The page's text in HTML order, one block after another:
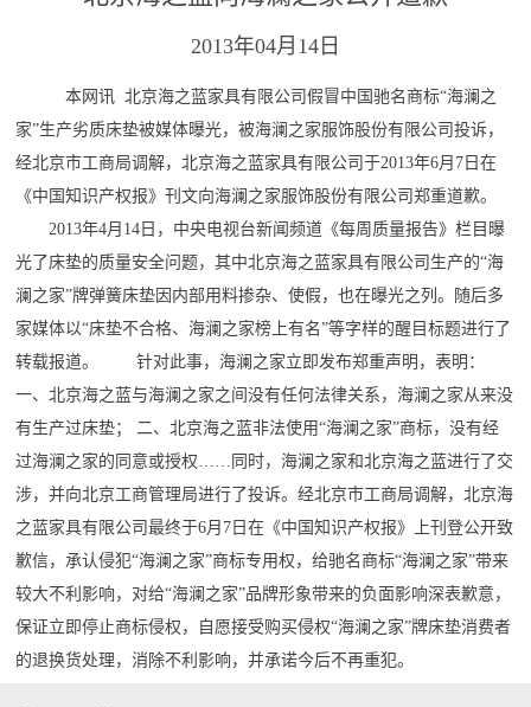
2013年04月14日
本网讯 北京海之蓝家具有限公司假冒中国驰名商标“海澜之
家”生产劣质床垫被媒体曝光，被海澜之家服饰股份有限公司投诉，
经北京市工商局调解，北京海之蓝家具有限公司于2013年6月7日在
《中国知识产权报》刊文向海澜之家服饰股份有限公司郑重道歉。
2013年4月14日，中央电视台新闻频道《每周质量报告》栏目曝
光了床垫的质量安全问题，其中北京海之蓝家具有限公司生产的“海
澜之家”牌弹簧床垫因内部用料掺杂、使假，也在曝光之列。随后多
家媒体以“床垫不合格、海澜之家榜上有名”等字样的醒目标题进行了
转载报道。 针对此事，海澜之家立即发布郑重声明，表明：
一、北京海之蓝与海澜之家之间没有任何法律关系，海澜之家从来没
有生产过床垫； 二、北京海之蓝非法使用“海澜之家”商标，没有经
过海澜之家的同意或授权……同时，海澜之家和北京海之蓝进行了交
涉，并向北京工商管理局进行了投诉。经北京市工商局调解，北京海
之蓝家具有限公司最终于6月7日在《中国知识产权报》上刊登公开致
歉信，承认侵犯“海澜之家”商标专用权，给驰名商标“海澜之家”带来
较大不利影响，对给“海澜之家”品牌形象带来的负面影响深表歉意，
保证立即停止商标侵权，自愿接受购买侵权“海澜之家”牌床垫消费者
的退换货处理，消除不利影响，并承诺今后不再重犯。